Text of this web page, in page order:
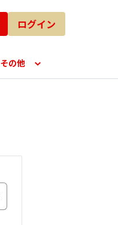
ログイン
その他